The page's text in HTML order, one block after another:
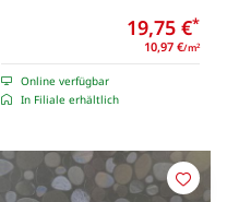
19,75 €*
10,97 €/m2
Online verfügbar
In Filiale erhältlich